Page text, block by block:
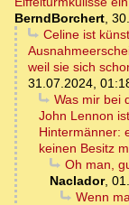
BerndBorchert,
Celine ist
weil sie sich
31.07.2024,
Was mir bei
John Lennon
Hintermänner:
keinen Besitz
Oh man,
Naclador,
Wenn